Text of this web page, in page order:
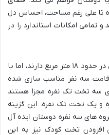
تا علی رغم مساحت، احساس دل
و تمامی امکانات استاندارد را در
اتاق های تریپل نیز مساحتی در حدود ۱۸ متر مربع دارند، اما با
سه نفر مناسب سازی شده
سه تخت تک نفره مجزا هستند
و یک تخت تک نفره. این گزینه
های سه نفره دوستان ایده آل
افزودن تخت کودک نیز به این